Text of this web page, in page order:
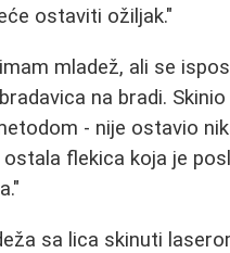
ostaviti ožiljak."
mladež, ali se
na bradi.
- nije ostavio
flekica koja je
sa lica skinuti